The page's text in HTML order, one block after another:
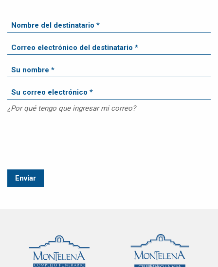
¿Por qué tengo que ingresar mi correo?